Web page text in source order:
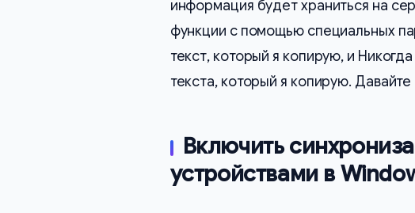
информация будет храниться на
функции с помощью специальных
текст, который я копирую, и
текста, который я копирую.
Включить
устройствами в